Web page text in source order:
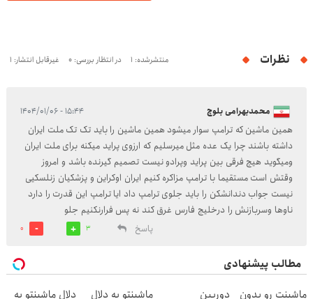
نظرات منتشرشده: 1 در انتظار بررسی: 0 غیرقابل انتشار: 1
محمدبهرامی بلوچ ۱۵:۴۴ - ۱۴۰۴/۰۱/۰۶
همین ماشین که ترامپ سوار میشود همین ماشین را باید تک تک ملت ایران
داشته باشند چرا یک عده مثل میرسلیم که ارزوی پراید میکنه برای ملت ایران
ومیگوید هیچ فرقی بین پراید وپرادو نیست تصمیم گیرنده باشد و امروز
وقتش است مستقیما با ترامپ مزاکره کنیم ایران اوکراین و پزشکیان زنلسکیی
نیست جواب دندانشکن را باید جلوی ترامپ داد ایا ترامپ این قدرت را دارد
ناوها وسربازنش را درخلیج فارس غرق کند نه پس فرارنکنیم جلو
پاسخ
3
0
مطالب پیشنهادی
ماشینت رو بدون
دوربین ماشینتو به دلال دلال ماشینتو به